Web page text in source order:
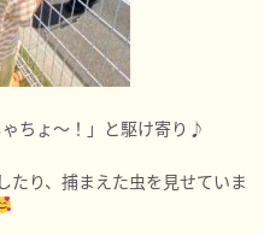
ちょ～！」と駆け寄り♪
たり、捕まえた虫を見せていま